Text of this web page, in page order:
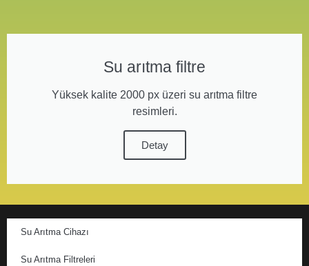
Su arıtma filtre
Yüksek kalite 2000 px üzeri su arıtma filtre
resimleri.
Detay
Su Arıtma Cihazı
Su Arıtma Filtreleri